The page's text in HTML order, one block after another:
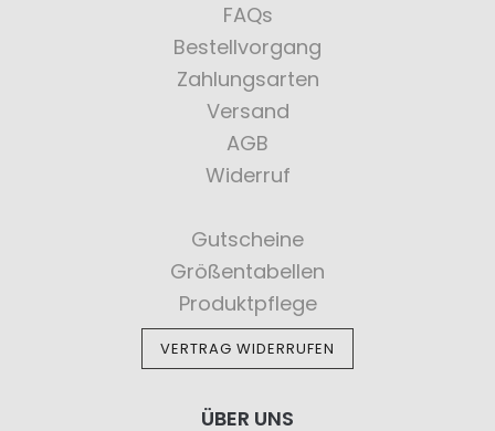
FAQs
Bestellvorgang
Zahlungsarten
Versand
AGB
Widerruf
Gutscheine
Größentabellen
Produktpflege
VERTRAG WIDERRUFEN
ÜBER UNS